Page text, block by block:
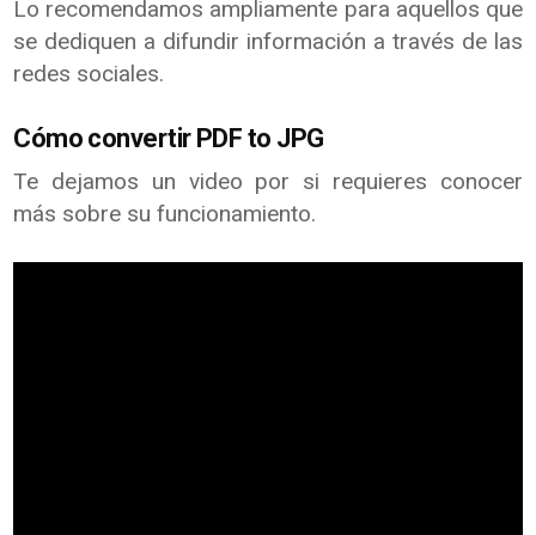
Lo recomendamos ampliamente para aquellos que
se dediquen a difundir información a través de las
redes sociales.
Cómo convertir PDF to JPG
Te dejamos un video por si requieres conocer
más sobre su funcionamiento.